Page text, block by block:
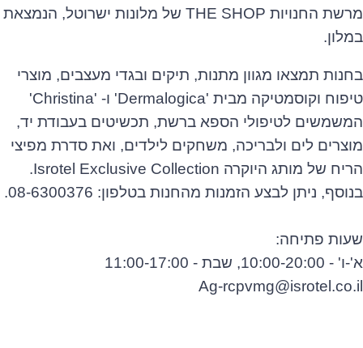
מרשת החנויות THE SHOP של מלונות ישרוטל, הנמצאת
במלון.
בחנות תמצאו מגוון מתנות, תיקים ובגדי מעצבים, מוצרי
טיפוח וקוסמטיקה מבית 'Dermalogica' ו- 'Christina'
המשמשים לטיפולי הספא ברשת, תכשיטים בעבודת יד,
מוצרים לים ולבריכה, משחקים לילדים, ואת סדרת מפיצי
הריח של מותג היוקרה Isrotel Exclusive Collection.
בנוסף, ניתן לבצע הזמנות מהחנות בטלפון: 08-6300376.
שעות פתיחה:
א'-ו' - 10:00-20:00, שבת - 11:00-17:00
Ag-rcpvmg@isrotel.co.il